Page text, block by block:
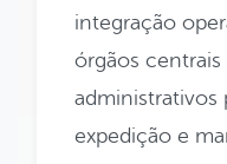
integração
órgãos centrais
administrativos
expedição e